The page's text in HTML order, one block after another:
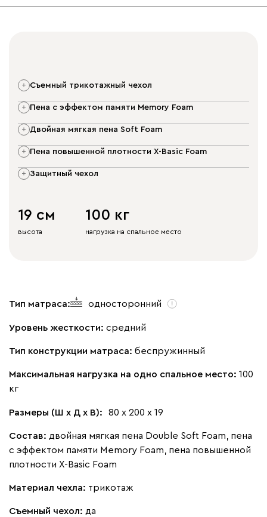
съемный трикотажный чехол
пена с эффектом памяти Memory Foam
двойная мягкая пена Soft Foam
пена повышенной плотности X-Basic Foam
защитный чехол
19 см
высота
100 кг
нагрузка на спальное место
Тип матраса: односторонний
Уровень жесткости: средний
Тип конструкции матраса: беспружинный
Максимальная нагрузка на одно спальное место: 100
кг
Размеры (Ш х Д х В): 80 х 200 х 19
Состав: двойная мягкая пена Double Soft Foam, пена
с эффектом памяти Memory Foam, пена повышенной
плотности X-Basic Foam
Материал чехла: трикотаж
Съемный чехол: да